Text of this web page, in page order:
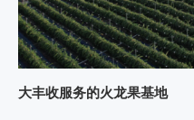
大丰收服务的火龙果基地